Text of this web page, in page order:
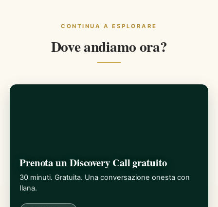
CONTINUA A ESPLORARE
Dove andiamo ora?
Prenota un Discovery Call gratuito
30 minuti. Gratuita. Una conversazione onesta con
Ilana.